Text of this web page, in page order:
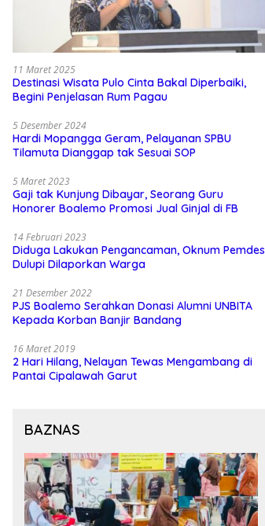
11 Maret 2025
Destinasi Wisata Pulo Cinta Bakal Diperbaiki,
Begini Penjelasan Rum Pagau
5 Desember 2024
Hardi Mopangga Geram, Pelayanan SPBU
Tilamuta Dianggap tak Sesuai SOP
5 Maret 2023
Gaji tak Kunjung Dibayar, Seorang Guru
Honorer Boalemo Promosi Jual Ginjal di FB
14 Februari 2023
Diduga Lakukan Pengancaman, Oknum Pemdes
Dulupi Dilaporkan Warga
21 Desember 2022
PJS Boalemo Serahkan Donasi Alumni UNBITA
Kepada Korban Banjir Bandang
16 Maret 2019
2 Hari Hilang, Nelayan Tewas Mengambang di
Pantai Cipalawah Garut
BAZNAS